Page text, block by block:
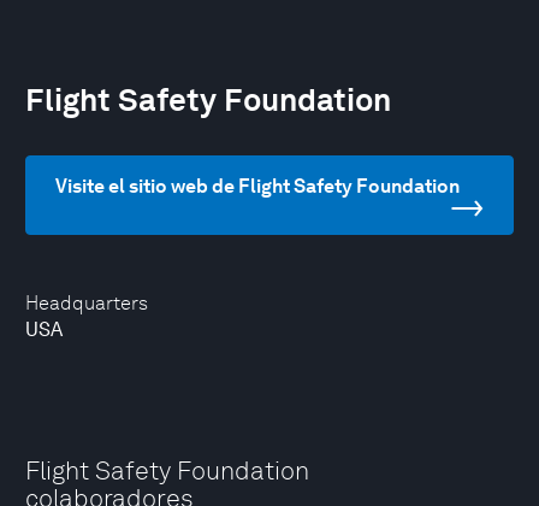
Headquarters
USA
Flight Safety Foundation
Visite el sitio web de Flight Safety Foundation
Flight Safety Foundation
colaboradores